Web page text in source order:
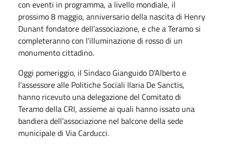
con eventi in programma, a livello mondiale, il
prossimo 8 maggio, anniversario della nascita di Henry
Dunant fondatore dell’associazione, e che a Teramo si
completeranno con l’illuminazione di rosso di un
monumento cittadino.
Oggi pomeriggio, il Sindaco Gianguido D’Alberto e
l’assessore alle Politiche Sociali Ilaria De Sanctis,
hanno ricevuto una delegazione del Comitato di
Teramo della CRI, assieme ai quali hanno issato una
bandiera dell’associazione nel balcone della sede
municipale di Via Carducci.